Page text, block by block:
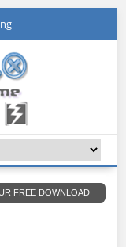
FREE DOWNLOAD